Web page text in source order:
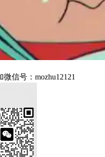
信号：mozhu12121